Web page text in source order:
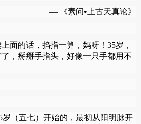
— 《素问•上古天真论》
面的话，掐指一算，妈呀！35岁，
，掰掰手指头，好像一只手都用不
（五七）开始的，最初从阳明脉开